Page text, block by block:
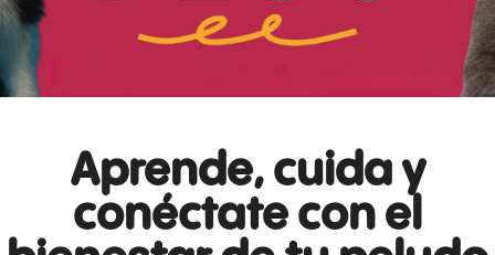
Aprende, cuida y
conéctate con el